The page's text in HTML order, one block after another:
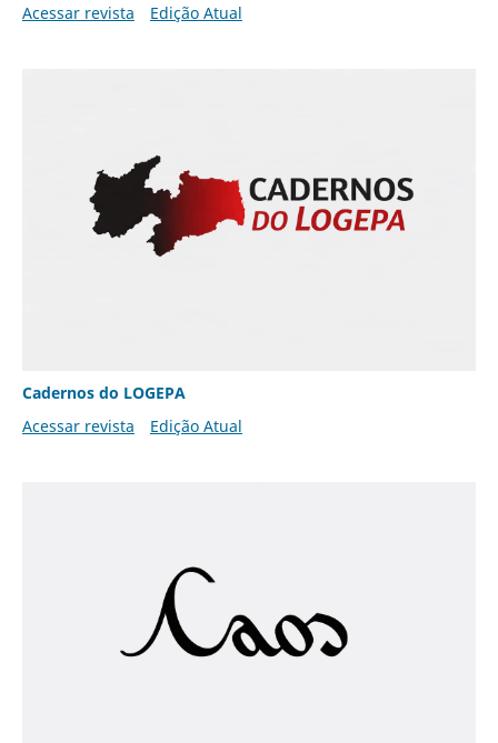
Acessar revista
Edição Atual
Cadernos do LOGEPA
Acessar revista
Edição Atual